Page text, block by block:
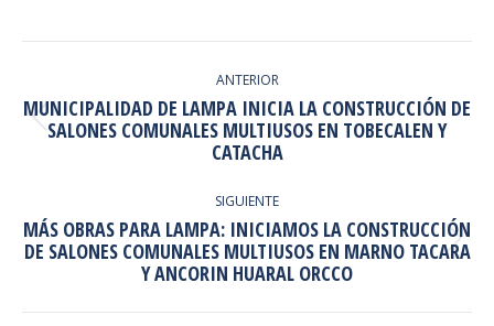
PUBLICACIONES
ANTERIOR
Publicación
anterior:
MUNICIPALIDAD DE LAMPA INICIA LA CONSTRUCCIÓN DE
SALONES COMUNALES MULTIUSOS EN TOBECALEN Y
CATACHA
SIGUIENTE
Publicación
siguiente:
MÁS OBRAS PARA LAMPA: INICIAMOS LA CONSTRUCCIÓN
DE SALONES COMUNALES MULTIUSOS EN MARNO TACARA
Y ANCORIN HUARAL ORCCO